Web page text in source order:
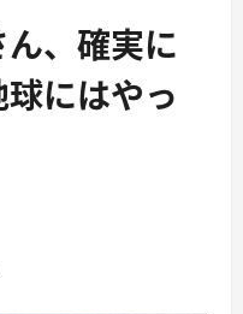
ん、確実に
にはやっ